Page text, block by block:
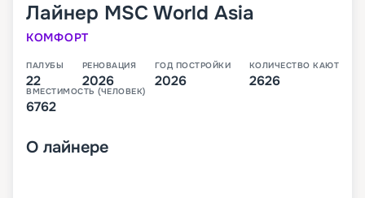
Лайнер MSC World Asia
КОМФОРТ
ПАЛУБЫ
22
РЕНОВАЦИЯ
2026
ГОД ПОСТРОЙКИ
2026
КОЛИЧЕСТВО КАЮТ
2626
ВМЕСТИМОСТЬ (ЧЕЛОВЕК)
6762
О лайнере